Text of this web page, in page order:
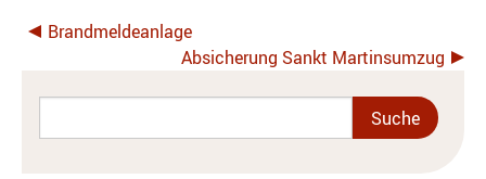
Brandmeldeanlage
Absicherung Sankt Martinsumzug